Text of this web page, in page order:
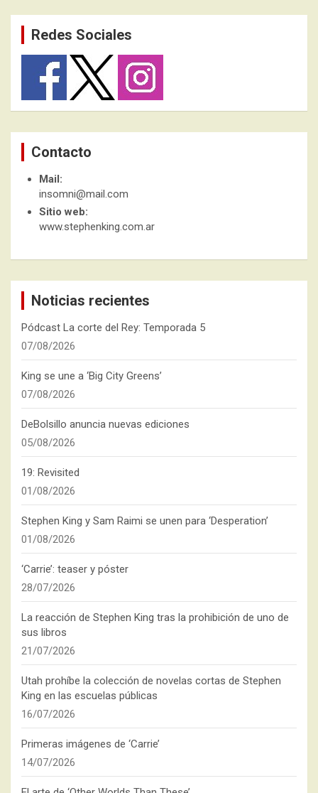
Redes Sociales
Contacto
Mail:
insomni@mail.com
Sitio web:
www.stephenking.com.ar
Noticias recientes
Pódcast La corte del Rey: Temporada 5
07/08/2026
King se une a ‘Big City Greens’
07/08/2026
DeBolsillo anuncia nuevas ediciones
05/08/2026
19: Revisited
01/08/2026
Stephen King y Sam Raimi se unen para ‘Desperation’
01/08/2026
‘Carrie’: teaser y póster
28/07/2026
La reacción de Stephen King tras la prohibición de uno de
sus libros
21/07/2026
Utah prohíbe la colección de novelas cortas de Stephen
King en las escuelas públicas
16/07/2026
Primeras imágenes de ‘Carrie’
14/07/2026